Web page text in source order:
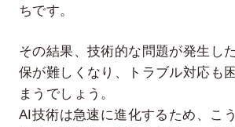
ちです。
その結果、技術的な問題が発生し
保が難しくなり、トラブル対応も
まうでしょう。
AI技術は急速に進化するため、こ